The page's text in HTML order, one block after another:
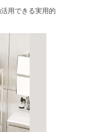
用できる実用的